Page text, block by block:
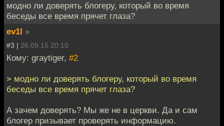
модно ли доверять блогеру, который во время
беседы все время прячет глаза?
ev1l »
#3 | 26.09.15 20:10
Кому: graytiger, #2
> модно ли доверять блогеру, который во время
беседы все время прячет глаза?
А зачем доверять? Мы же не в церкви. Да и сам
блогер призывает проверять информацию.